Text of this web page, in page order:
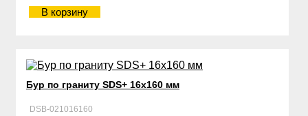
В корзину
Бур по граниту SDS+ 16х160 мм
DSB-021016160